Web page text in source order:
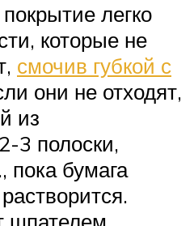
легко
которые не
смочив губкой с
они не отходят,
из
3 полоски,
бумага